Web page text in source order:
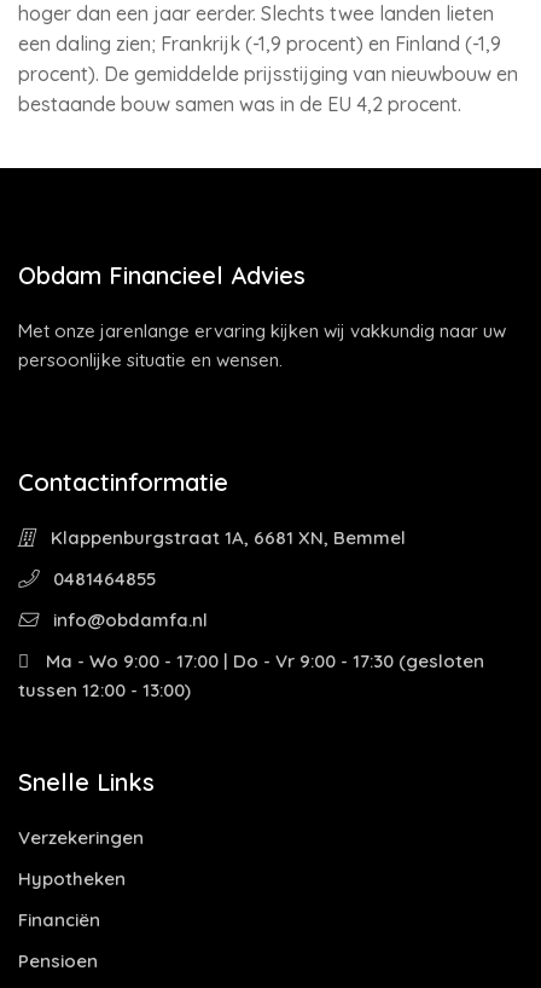
hoger dan een jaar eerder. Slechts twee landen lieten
een daling zien; Frankrijk (-1,9 procent) en Finland (-1,9
procent). De gemiddelde prijsstijging van nieuwbouw en
bestaande bouw samen was in de EU 4,2 procent.
Obdam Financieel Advies
Met onze jarenlange ervaring kijken wij vakkundig naar uw
persoonlijke situatie en wensen.
Contactinformatie
Klappenburgstraat 1A, 6681 XN, Bemmel
0481464855
info@obdamfa.nl
Ma - Wo 9:00 - 17:00 | Do - Vr 9:00 - 17:30 (gesloten
tussen 12:00 - 13:00)
Snelle Links
Verzekeringen
Hypotheken
Financiën
Pensioen